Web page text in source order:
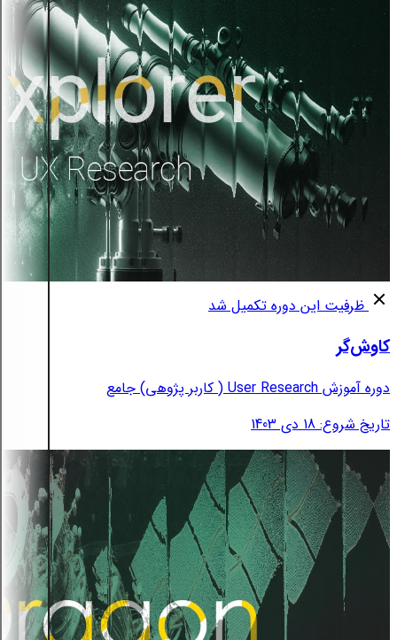
ظرفیت این دوره تکمیل شد
کاوش‌گر
دوره آموزش User Research ( کاربر پژوهی) جامع
تاریخ شروع: 18 دی 1403